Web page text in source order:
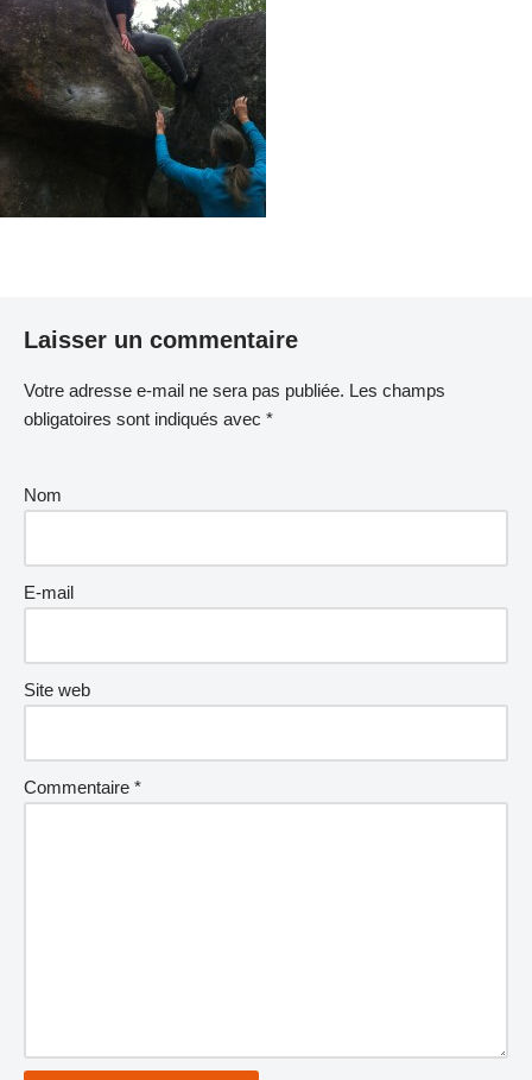
Laisser un commentaire
Votre adresse e-mail ne sera pas publiée. Les champs
obligatoires sont indiqués avec *
Nom
E-mail
Site web
Commentaire *